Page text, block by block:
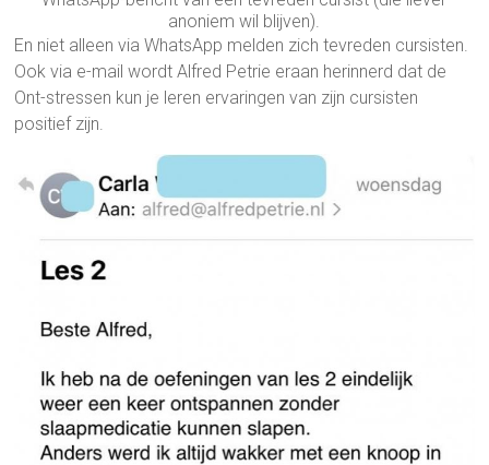
anoniem wil blijven).
En niet alleen via WhatsApp melden zich tevreden cursisten.
Ook via e-mail wordt Alfred Petrie eraan herinnerd dat de
Ont-stressen kun je leren ervaringen van zijn cursisten
positief zijn.